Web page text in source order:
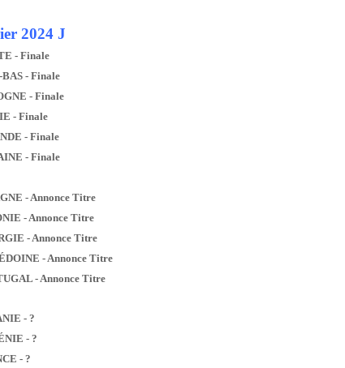
2024 J
- Finale
BAS - Finale
- Finale
- Finale
- Finale
- Finale
- Annonce Titre
- Annonce Titre
- Annonce Titre
- Annonce Titre
- Annonce Titre
- ?
- ?
- ?